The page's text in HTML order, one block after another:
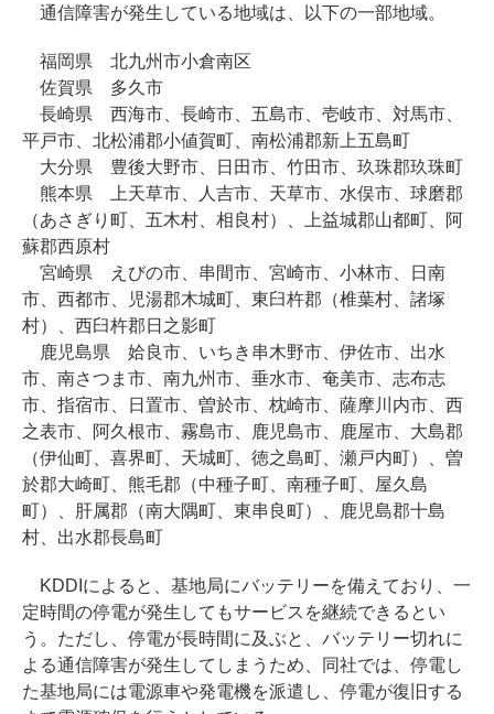
通信障害が発生している地域は、以下の一部地域。
福岡県 北九州市小倉南区
佐賀県 多久市
長崎県 西海市、長崎市、五島市、壱岐市、対馬市、
平戸市、北松浦郡小値賀町、南松浦郡新上五島町
大分県 豊後大野市、日田市、竹田市、玖珠郡玖珠町
熊本県 上天草市、人吉市、天草市、水俣市、球磨郡
（あさぎり町、五木村、相良村）、上益城郡山都町、阿
蘇郡西原村
宮崎県 えびの市、串間市、宮崎市、小林市、日南
市、西都市、児湯郡木城町、東臼杵郡（椎葉村、諸塚
村）、西臼杵郡日之影町
鹿児島県 姶良市、いちき串木野市、伊佐市、出水
市、南さつま市、南九州市、垂水市、奄美市、志布志
市、指宿市、日置市、曽於市、枕崎市、薩摩川内市、西
之表市、阿久根市、霧島市、鹿児島市、鹿屋市、大島郡
（伊仙町、喜界町、天城町、徳之島町、瀬戸内町）、曽
於郡大崎町、熊毛郡（中種子町、南種子町、屋久島
町）、肝属郡（南大隅町、東串良町）、鹿児島郡十島
村、出水郡長島町
KDDIによると、基地局にバッテリーを備えており、一
定時間の停電が発生してもサービスを継続できるとい
う。ただし、停電が長時間に及ぶと、バッテリー切れに
よる通信障害が発生してしまうため、同社では、停電し
た基地局には電源車や発電機を派遣し、停電が復旧する